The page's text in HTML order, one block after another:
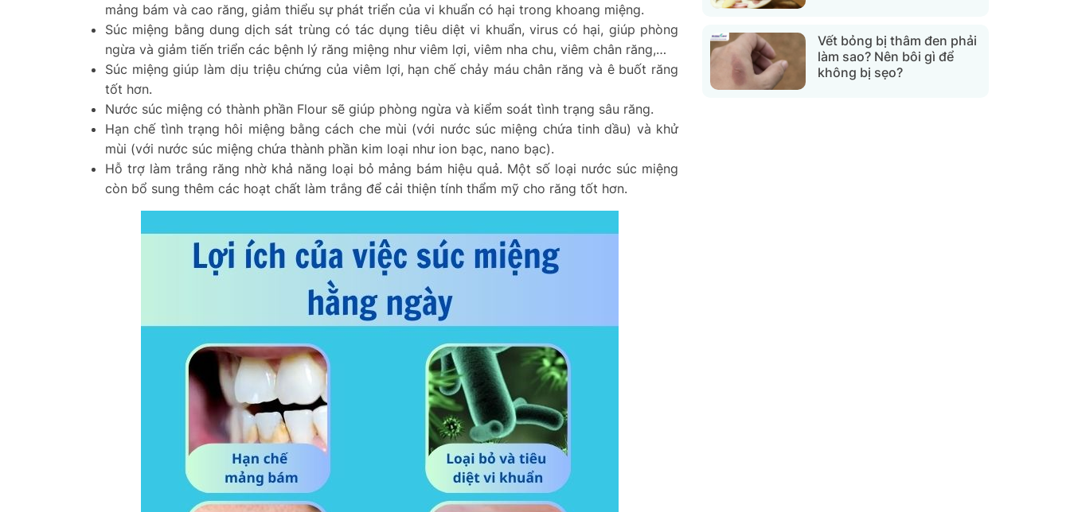
mảng bám và cao răng, giảm thiểu sự phát triển của vi khuẩn có hại trong khoang miệng.
Súc miệng bằng dung dịch sát trùng có tác dụng tiêu diệt vi khuẩn, virus có hại, giúp phòng
ngừa và giảm tiến triển các bệnh lý răng miệng như viêm lợi, viêm nha chu, viêm chân răng,…
Súc miệng giúp làm dịu triệu chứng của viêm lợi, hạn chế chảy máu chân răng và ê buốt răng
tốt hơn.
Nước súc miệng có thành phần Flour sẽ giúp phòng ngừa và kiểm soát tình trạng sâu răng.
Hạn chế tình trạng hôi miệng bằng cách che mùi (với nước súc miệng chứa tinh dầu) và khử
mùi (với nước súc miệng chứa thành phần kim loại như ion bạc, nano bạc).
Hỗ trợ làm trắng răng nhờ khả năng loại bỏ mảng bám hiệu quả. Một số loại nước súc miệng
còn bổ sung thêm các hoạt chất làm trắng để cải thiện tính thẩm mỹ cho răng tốt hơn.
Vết bỏng bị thâm đen phải
làm sao? Nên bôi gì để
không bị sẹo?